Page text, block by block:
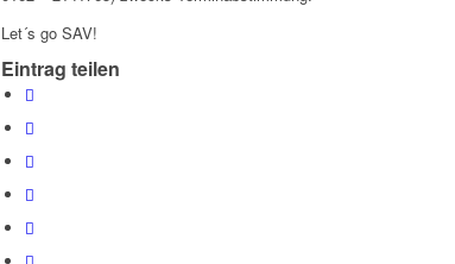
Let´s go SAV!
Eintrag teilen